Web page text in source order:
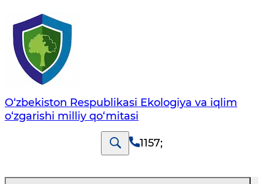
O‘zbekiston Respublikasi Ekologiya va iqlim
o‘zgarishi milliy qo‘mitasi
1157;